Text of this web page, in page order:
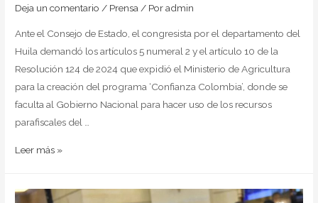
Deja un comentario / Prensa/ Poradmin
Ante el Consejo de Estado, el congresista por el departamento del
Huila demandó los artículos 5 numeral 2 y el artículo 10 de la
Resolución 124 de 2024 que expidió el Ministerio de Agricultura
para la creación del programa ‘Confianza Colombia’, donde se
faculta al Gobierno Nacional para hacer uso de los recursos
parafiscales del …
Leer más »